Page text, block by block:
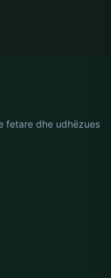
fetare dhe udhëzues